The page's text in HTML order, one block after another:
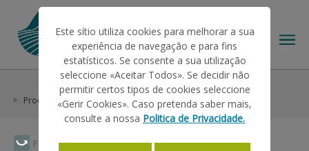
Faça Swipe para ver o menu
HELP/SUPPORT
Help/Support
Market Interventions
Producer Organizations and Groups
Forms
Este sítio utiliza cookies para melhorar a sua
experiência de navegação e para fins
estatísticos. Se consente a sua utilização
seleccione «Aceitar Todos». Se decidir não
permitir certos tipos de cookies seleccione
«Gerir Cookies». Caso pretenda saber mais,
consulte a nossa Politica de Privacidade.